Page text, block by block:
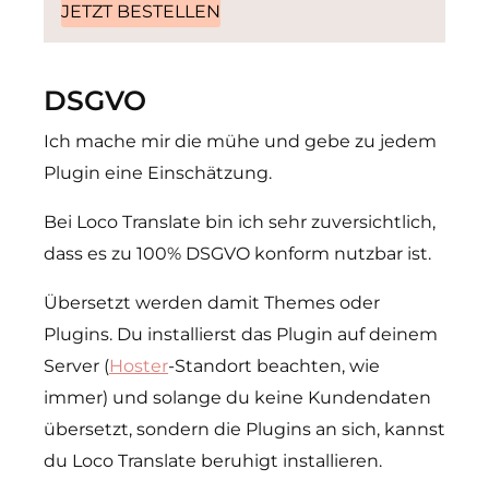
JETZT BESTELLEN
DSGVO
Ich mache mir die mühe und gebe zu jedem
Plugin eine Einschätzung.
Bei Loco Translate bin ich sehr zuversichtlich,
dass es zu 100% DSGVO konform nutzbar ist.
Übersetzt werden damit Themes oder
Plugins. Du installierst das Plugin auf deinem
Server (Hoster-Standort beachten, wie
immer) und solange du keine Kundendaten
übersetzt, sondern die Plugins an sich, kannst
du Loco Translate beruhigt installieren.